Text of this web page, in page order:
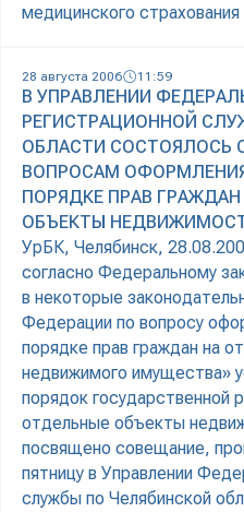
медицинского страхования
28 августа 2006 11:59
В УПРАВЛЕНИИ
РЕГИСТРАЦИОННОЙ
ОБЛАСТИ СОСТОЯЛОСЬ
ВОПРОСАМ
ПОРЯДКЕ ПРАВ
ОБЪЕКТЫ
УрБК, Челябинск,
согласно Федеральному
в некоторые
Федерации по вопросу
порядке прав граждан на
недвижимого имущества»
порядок государственной
отдельные объекты
посвящено совещание,
пятницу в Управлении
службы по Челябинской